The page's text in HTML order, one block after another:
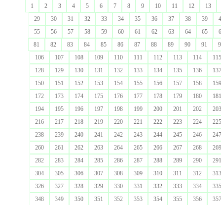
1 2 3 4 5 6 7 8 9 10 11 12
13
29
30 31 32 33 34 35 36 37 38 39
55
56 57 58 59 60 61 62 63 64 65
81
82 83 84 85 86 87 88 89 90 91
106
107 108 109 110 111 112 113 114
115
128
129 130 131 132 133 134 135 136
137
150
151 152 153 154 155 156 157 158
159
172
173 174 175 176 177 178 179 180
181
194
195 196 197 198 199 200 201 202
203
216
217 218 219 220 221 222 223 224
225
238
239 240 241 242 243 244 245 246
247
260
261 262 263 264 265 266 267 268
269
282
283 284 285 286 287 288 289 290
291
304
305 306 307 308 309 310 311 312
313
326
327 328 329 330 331 332 333 334
335
348
349 350 351 352 353 354 355 356
357